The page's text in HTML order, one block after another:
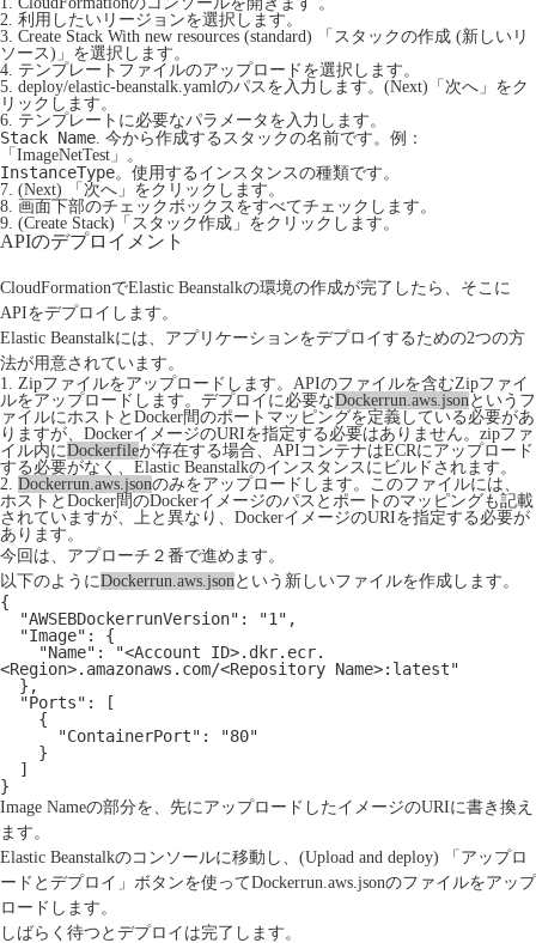
2. 利用したいリージョンを選択します。
3. Create Stack With new resources (standard) 「スタックの作成 (新しいリ
ソース)」を選択します。
4. テンプレートファイルのアップロードを選択します。
5. deploy/elastic-beanstalk.yamlのパスを入力します。(Next)「次へ」をク
リックします。
6. テンプレートに必要なパラメータを入力します。
Stack Name. 今から作成するスタックの名前です。例：
「ImageNetTest」。
InstanceType。使用するインスタンスの種類です。
7. (Next) 「次へ」をクリックします。
8. 画面下部のチェックボックスをすべてチェックします。
9. (Create Stack)「スタック作成」をクリックします。
APIのデプロイメント
CloudFormationでElastic Beanstalkの環境の作成が完了したら、そこに
APIをデプロイします。
Elastic Beanstalkには、アプリケーションをデプロイするための2つの方
法が用意されています。
1. Zipファイルをアップロードします。APIのファイルを含むZipファイ
ルをアップロードします。デプロイに必要なDockerrun.aws.jsonというフ
ァイルにホストとDocker間のポートマッピングを定義している必要があ
りますが、DockerイメージのURIを指定する必要はありません。zipファ
イル内にDockerfileが存在する場合、APIコンテナはECRにアップロード
する必要がなく、Elastic Beanstalkのインスタンスにビルドされます。
2. Dockerrun.aws.jsonのみをアップロードします。このファイルには、
ホストとDocker間のDockerイメージのパスとポートのマッピングも記載
されていますが、上と異なり、DockerイメージのURIを指定する必要が
あります。
今回は、アプローチ２番で進めます。
以下のようにDockerrun.aws.jsonという新しいファイルを作成します。
{
"AWSEBDockerrunVersion": "1",
"Image": {
<Region>.amazonaws.com/<Repository Name>:latest"
  },
"Ports": [
{
"ContainerPort": "80"
}
  ]
}
Image Nameの部分を、先にアップロードしたイメージのURIに書き換え
ます。
Elastic Beanstalkのコンソールに移動し、(Upload and deploy) 「アップロ
ードとデプロイ」ボタンを使ってDockerrun.aws.jsonのファイルをアップ
ロードします。
しばらく待つとデプロイは完了します。